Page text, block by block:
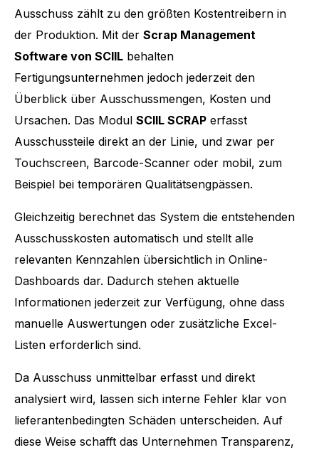
Ausschuss zählt zu den größten Kostentreibern in
der Produktion. Mit der Scrap Management
Software von SCIIL behalten
Fertigungsunternehmen jedoch jederzeit den
Überblick über Ausschussmengen, Kosten und
Ursachen. Das Modul SCIIL SCRAP erfasst
Ausschussteile direkt an der Linie, und zwar per
Touchscreen, Barcode-Scanner oder mobil, zum
Beispiel bei temporären Qualitätsengpässen.
Gleichzeitig berechnet das System die entstehenden
Ausschusskosten automatisch und stellt alle
relevanten Kennzahlen übersichtlich in Online-
Dashboards dar. Dadurch stehen aktuelle
Informationen jederzeit zur Verfügung, ohne dass
manuelle Auswertungen oder zusätzliche Excel-
Listen erforderlich sind.
Da Ausschuss unmittelbar erfasst und direkt
analysiert wird, lassen sich interne Fehler klar von
lieferantenbedingten Schäden unterscheiden. Auf
diese Weise schafft das Unternehmen Transparenz,